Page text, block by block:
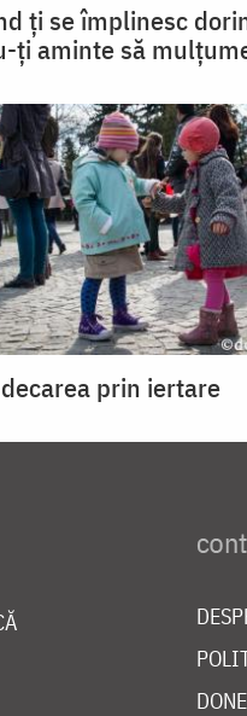
ți se împlinesc
ți aminte să
prin iertare